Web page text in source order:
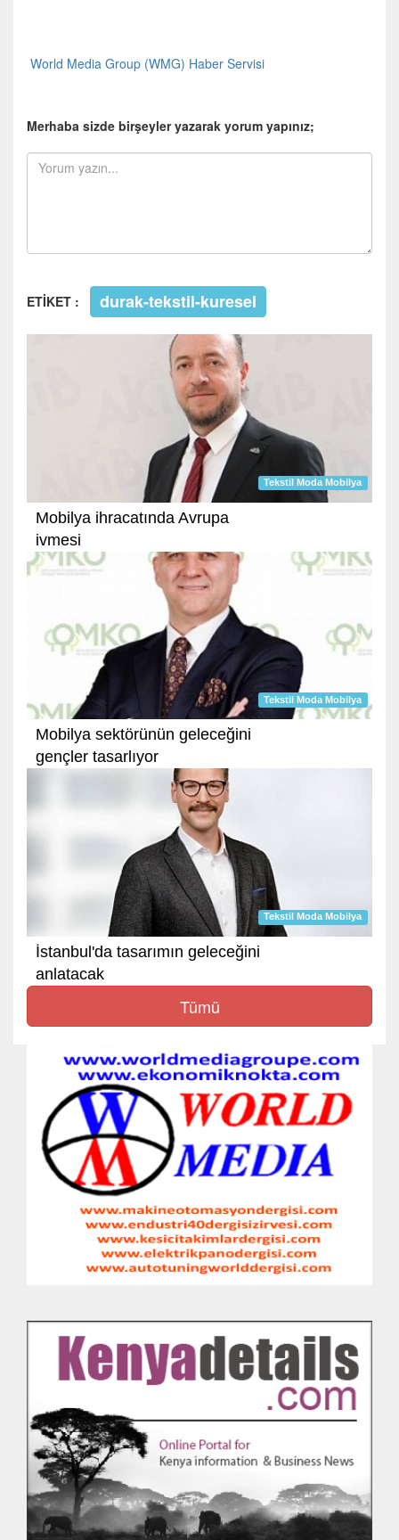
World Media Group (WMG) Haber Servisi
Merhaba sizde birşeyler yazarak yorum yapınız;
ETİKET : durak-tekstil-kuresel
Tekstil Moda Mobilya
Mobilya ihracatında Avrupa
ivmesi
Tekstil Moda Mobilya
Mobilya sektörünün geleceğini
gençler tasarlıyor
Tekstil Moda Mobilya
İstanbul'da tasarımın geleceğini
anlatacak
Tümü